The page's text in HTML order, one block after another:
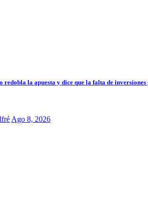
la apuesta y dice que la falta de inversiones
Ago 8, 2026